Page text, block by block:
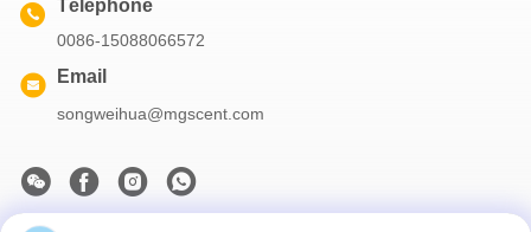
Téléphone
0086-15088066572
Email
songweihua@mgscent.com